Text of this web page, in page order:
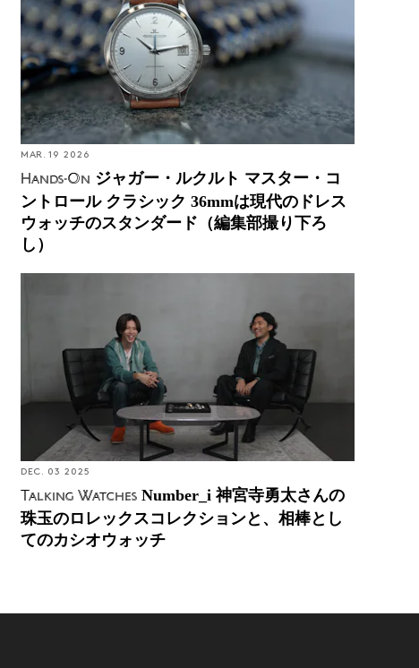
ド（編集部撮り下ろし）
MAR. 19 2026
Hands-On ジャガー・ルクルト マスター・コ
ントロール クラシック 36mmは現代のドレス
ウォッチのスタンダード（編集部撮り下ろ
し）
DEC. 03 2025
Talking Watches Number_i 神宮寺勇太さんの
珠玉のロレックスコレクションと、相棒とし
てのカシオウォッチ